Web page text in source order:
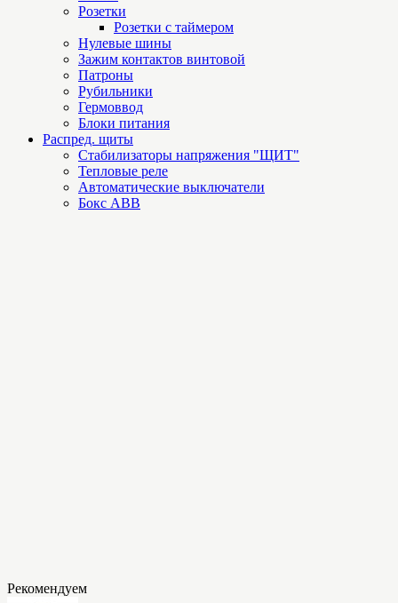
Розетки
Розетки с таймером
Нулевые шины
Зажим контактов винтовой
Патроны
Рубильники
Гермоввод
Блоки питания
Распред. щиты
Стабилизаторы напряжения "ЩИТ"
Тепловые реле
Автоматические выключатели
Бокс ABB
Рекомендуем